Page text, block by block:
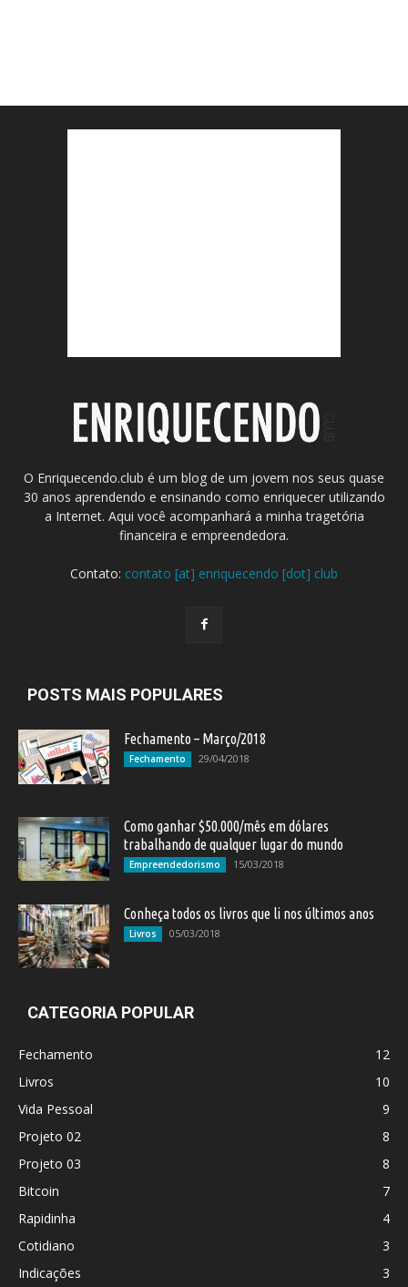
O Enriquecendo.club é um blog de um jovem nos seus quase
30 anos aprendendo e ensinando como enriquecer utilizando
a Internet. Aqui você acompanhará a minha tragetória
financeira e empreendedora.
Contato: contato [at] enriquecendo [dot] club
POSTS MAIS POPULARES
Fechamento – Março/2018
Fechamento 29/04/2018
Como ganhar $50.000/mês em dólares
trabalhando de qualquer lugar do mundo
Empreendedorismo 15/03/2018
Conheça todos os livros que li nos últimos anos
Livros 05/03/2018
CATEGORIA POPULAR
Fechamento
12
Livros
10
Vida Pessoal
9
Projeto 02
8
Projeto 03
8
Bitcoin
7
Rapidinha
4
Cotidiano
3
Indicações
3